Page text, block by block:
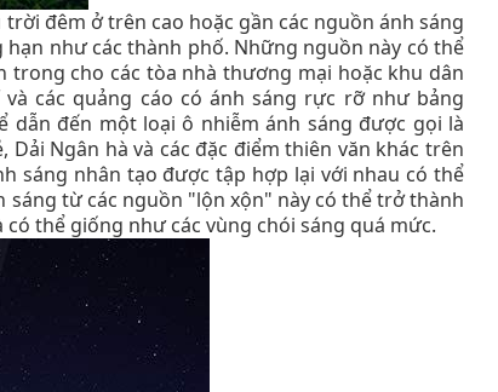
đêm ở trên cao hoặc gần các nguồn ánh sáng
như các thành phố. Những nguồn này có thể
trong cho các tòa nhà thương mại hoặc khu dân
các quảng cáo có ánh sáng rực rỡ như bảng
dẫn đến một loại ô nhiễm ánh sáng được gọi là
Ngân hà và các đặc điểm thiên văn khác trên
sáng nhân tạo được tập hợp lại với nhau có thể
từ các nguồn "lộn xộn" này có thể trở thành
thể giống như các vùng chói sáng quá mức.